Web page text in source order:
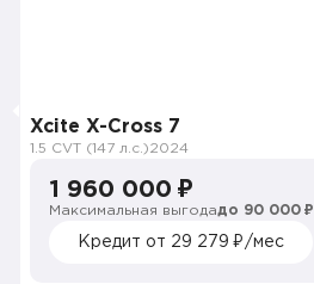
Xcite X-Cross 7
1.5 CVT (147 л.с.)2024
1 960 000 ₽
Максимальная выгодадо 90 000 ₽
Кредит от 29 279 ₽/мес